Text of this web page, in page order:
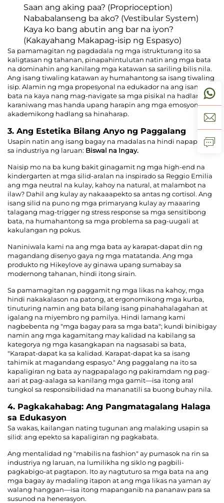
Saan ang aking paa? (Proprioception)
Nababalanseng ba ako? (Vestibular System)
Kaya ko bang abutin ang bar na iyon?
(Kakayahang Makapag-isip ng Espasyo)
Sa pamamagitan ng pagdadala ng mga istrukturang ito sa
kaligtasan ng tahanan, pinapahintulutan natin ang mga bata
na dominahin ang kanilang mga katawan sa sariling bilis nila.
Ang isang tiwaling katawan ay humahantong sa isang tiwaling
isip. Alamin ng mga propesyonal na edukador na ang isang
bata na kaya nang mag-navigate sa mga pisikal na hadlang ay
karaniwang mas handa upang harapin ang mga emosyonal at
akademikong hadlang sa hinaharap.
3. Ang Estetika Bilang Anyo ng Paggalang
Usapin natin ang isang bagay na madalas na hindi napapansin
sa industriya ng laruan: Biswal na Ingay.
Naisip mo na ba kung bakit ginagamit ng mga high-end na
kindergarten at mga silid-aralan na inspirado sa Reggio Emilia
ang mga neutral na kulay, kahoy na natural, at malambot na
ilaw? Dahil ang kulay ay nakaaapekto sa antas ng cortisol. Ang
isang silid na puno ng mga primaryang kulay ay maaaring
talagang mag-trigger ng stress response sa mga sensitibong
bata, na humahantong sa mga problema sa pag-uugali at
kakulangan ng pokus.
Naniniwala kami na ang mga bata ay karapat-dapat din ng
magandang disenyo gaya ng mga matatanda. Ang mga
produkto ng Hikeylove ay ginawa upang sumabay sa
modernong tahanan, hindi itong sirain.
Sa pamamagitan ng paggamit ng mga likas na kahoy, mga
hindi nakakalason na patong, at ergonomikong mga kurba,
tinuturing namin ang bata bilang isang pinahahalagahan at
igalang na miyembro ng pamilya. Hindi lamang kami
nagbebenta ng "mga bagay para sa mga bata"; kundi binibigay
namin ang mga kagamitang may kalidad na kabilang sa
kategorya ng mga kasangkapan na nagsasabi sa bata,
"Karapat-dapat ka sa kalidad. Karapat-dapat ka sa isang
tahimik at magandang espasyo." Ang paggalang na ito sa
kapaligiran ng bata ay nagpapalago ng pakiramdam ng pag-
aari at pag-aalaga sa kanilang mga gamit—isa itong aral
tungkol sa responsibilidad na mananatili sa buong buhay nila.
4. Pagkakahabag: Ang Pangmatagalang Halaga
sa Edukasyon
Sa wakas, kailangan nating tugunan ang malaking usapin sa
silid: ang epekto sa kapaligiran ng pagkabata.
Ang mentalidad ng "mabilis na fashion" ay pumasok na rin sa
industriya ng laruan, na lumilikha ng siklo ng pagbili-
pagkabigo-at pagtapon. Ito ay nagtuturo sa mga bata na ang
mga bagay ay madaling itapon at ang mga likas na yaman ay
walang hanggan—isa itong mapanganib na pananaw para sa
susunod na henerasyon.